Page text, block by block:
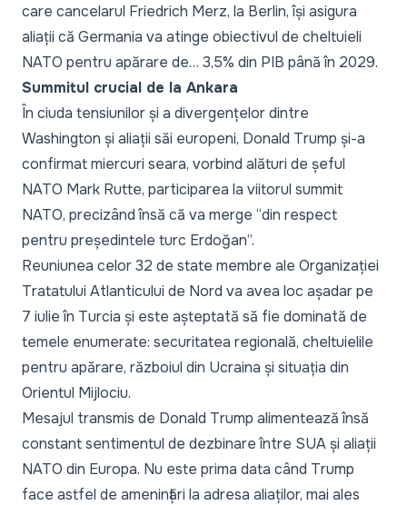
care cancelarul Friedrich Merz, la Berlin, își asigura
aliații că Germania va atinge obiectivul de cheltuieli
NATO pentru apărare de… 3,5% din PIB până în 2029.
Summitul crucial de la Ankara
În ciuda tensiunilor și a divergențelor dintre
Washington și aliații săi europeni, Donald Trump și-a
confirmat miercuri seara, vorbind alături de șeful
NATO Mark Rutte, participarea la viitorul summit
NATO, precizând însă că va merge “din respect
pentru președintele turc Erdoğan”.
Reuniunea celor 32 de state membre ale Organizației
Tratatului Atlanticului de Nord va avea loc așadar pe
7 iulie în Turcia și este așteptată să fie dominată de
temele enumerate: securitatea regională, cheltuielile
pentru apărare, războiul din Ucraina și situația din
Orientul Mijlociu.
Mesajul transmis de Donald Trump alimentează însă
constant sentimentul de dezbinare între SUA și aliații
NATO din Europa. Nu este prima data când Trump
face astfel de amenințări la adresa aliaților, mai ales